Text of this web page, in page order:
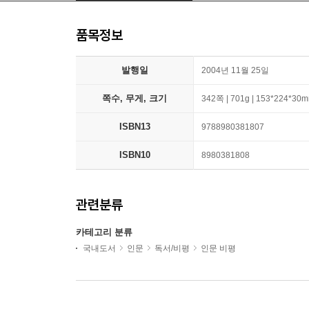
품목정보
발행일 2004년 11월 25일
쪽수, 무게, 크기 342쪽 | 701g |
ISBN13 9788980381807
ISBN10 8980381808
관련분류
카테고리 분류
국내도서 인문 독서/비평 인문 비평